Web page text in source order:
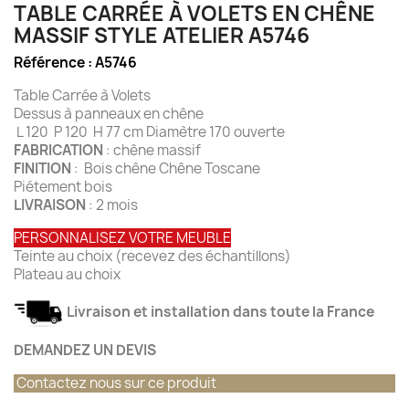
TABLE CARRÉE À VOLETS EN CHÊNE
MASSIF STYLE ATELIER A5746
Référence :A5746
Table Carrée à Volets
Dessus à panneaux en chêne
L 120 P 120 H 77 cm Diamètre 170 ouverte
FABRICATION : chêne massif
FINITION : Bois chêne Chêne Toscane
Piétement bois
LIVRAISON : 2 mois
PERSONNALISEZ VOTRE MEUBLE
Teinte au choix (recevez des échantillons)
Plateau au choix
Livraison et installation dans toute la France
DEMANDEZ UN DEVIS
Contactez nous sur ce produit